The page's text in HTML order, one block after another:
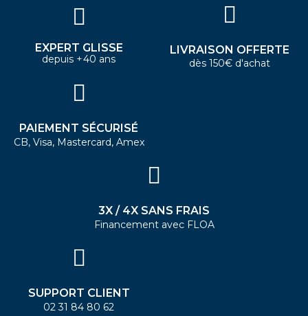
EXPERT GLISSE
depuis +40 ans
LIVRAISON OFFERTE
dès 150€ d'achat
PAIEMENT SÉCURISÉ
CB, Visa, Mastercard, Amex
3X / 4X SANS FRAIS
Financement avec FLOA
SUPPORT CLIENT
02 31 84 80 62